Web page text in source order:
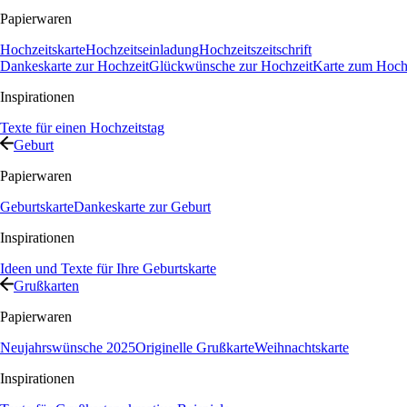
Papierwaren
HochzeitskarteHochzeitseinladungHochzeitszeitschrift
Dankeskarte zur HochzeitGlückwünsche zur HochzeitKarte zum
Inspirationen
Texte für einen Hochzeitstag
Geburt
Papierwaren
GeburtskarteDankeskarte zur Geburt
Inspirationen
Ideen und Texte für Ihre Geburtskarte
Grußkarten
Papierwaren
Neujahrswünsche 2025Originelle GrußkarteWeihnachtskarte
Inspirationen